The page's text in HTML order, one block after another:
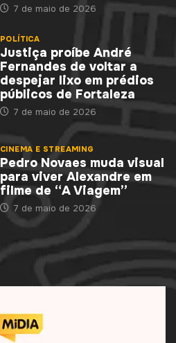
7 de maio de 2026
POLÍTICA
Justiça proíbe André
Fernandes de voltar a
despejar lixo em prédios
públicos de Fortaleza
7 de maio de 2026
CINEMA E STREAMING
Pedro Novaes muda visual
para viver Alexandre em
filme de “A Viagem”
7 de maio de 2026